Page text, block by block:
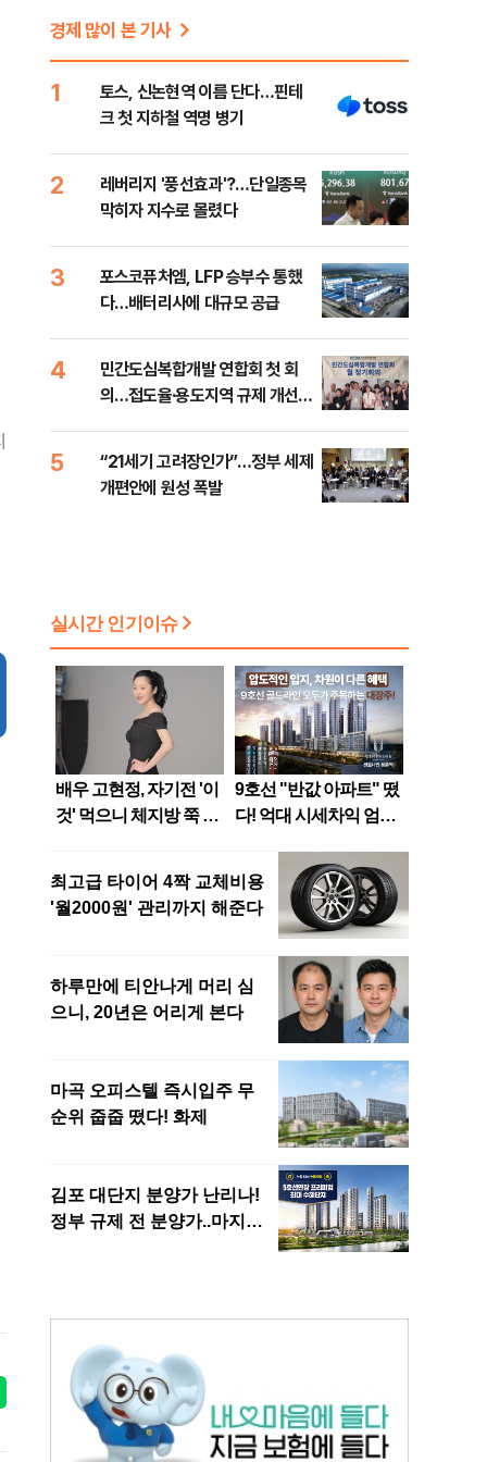
경제 많이 본 기사
1
토스, 신논현역 이름 단다…핀테
크 첫 지하철 역명 병기
2
레버리지 '풍선효과'?…단일종목
막히자 지수로 몰렸다
3
포스코퓨처엠, LFP 승부수 통했
다…배터리사에 대규모 공급
4
민간도심복합개발 연합회 첫 회
의…접도율·용도지역 규제 개선
5
“21세기 고려장인가”…정부 세제
개편안에 원성 폭발